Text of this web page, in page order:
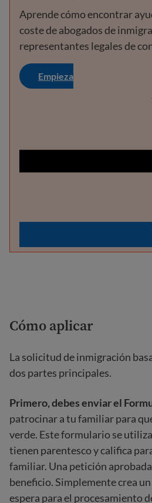
Aprende cómo encontrar
coste de abogados de
representantes legales de
Empieza
Cómo aplicar
La solicitud de inmigración
dos partes principales.
Primero, debes enviar el
patrocinar a tu familiar para
verde. Este formulario se
tienen parentesco y califica
familiar. Una petición
beneficio. Simplemente crea
espera para el procesamiento